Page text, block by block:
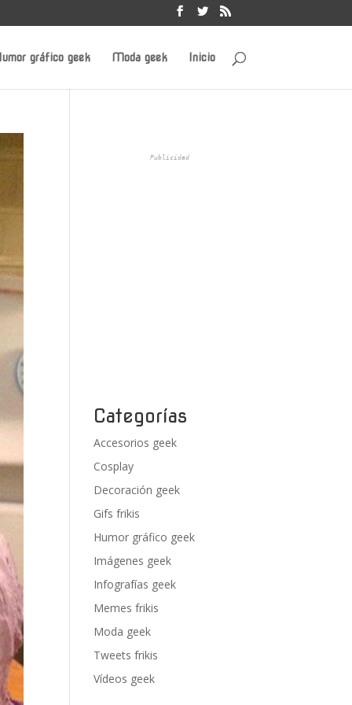
gráfico geek Moda geek Inicio
Publicidad
Categorías
Accesorios geek
Cosplay
Decoración geek
Gifs frikis
Humor gráfico geek
Imágenes geek
Infografías geek
Memes frikis
Moda geek
Tweets frikis
Vídeos geek